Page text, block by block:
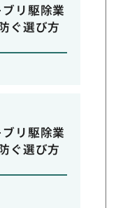
リ駆除業
ぐ選び方
リ駆除業
ぐ選び方